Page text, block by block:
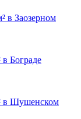
в Заозерном
Бограде
в Шушенском